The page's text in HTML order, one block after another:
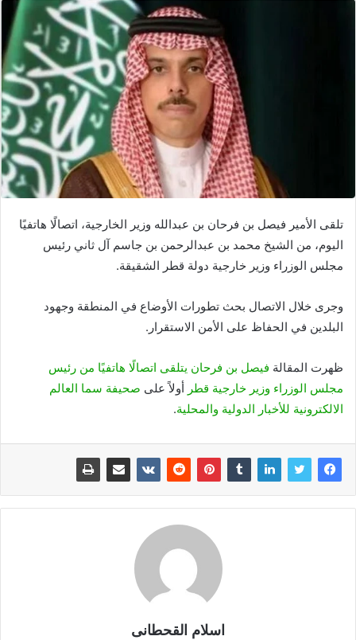
تلقى الأمير فيصل بن فرحان بن عبدالله وزير الخارجية، اتصالًا هاتفيًا
اليوم، من الشيخ محمد بن عبدالرحمن بن جاسم آل ثاني رئيس
مجلس الوزراء وزير خارجية دولة قطر الشقيقة.
وجرى خلال الاتصال بحث تطورات الأوضاع في المنطقة وجهود
البلدين في الحفاظ على الأمن الاستقرار.
ظهرت المقالة فيصل بن فرحان يتلقى اتصالًا هاتفيًا من رئيس
مجلس الوزراء وزير خارجية قطر أولاً على صحيفة سما العالم
الالكترونية للأخبار الدولية والمحلية.
اسلام القحطانى